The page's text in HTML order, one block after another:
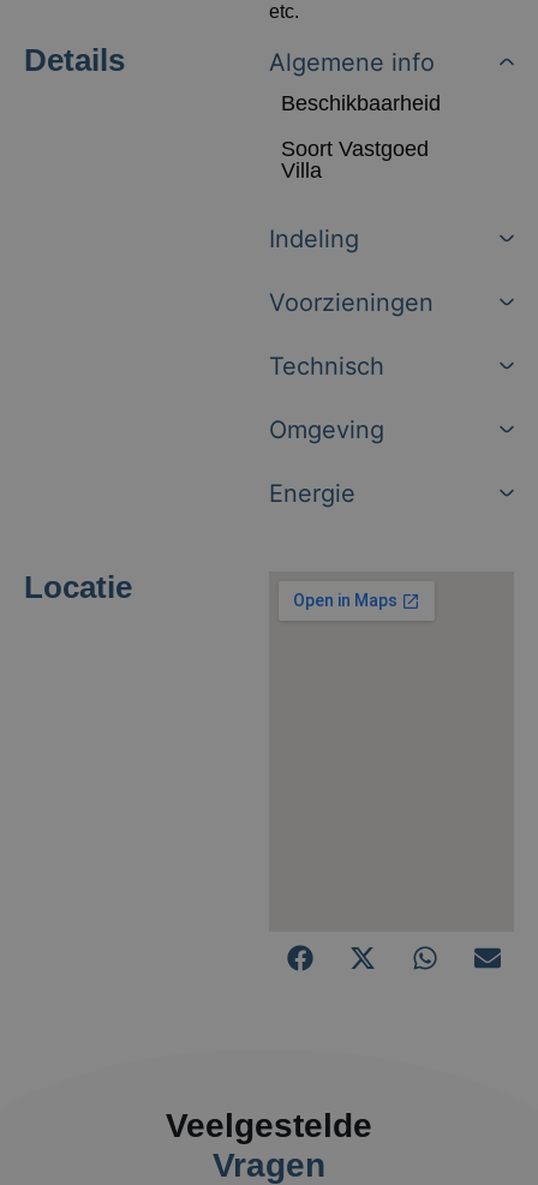
etc.
Details Algemene info
Beschikbaarheid
Soort Vastgoed
Villa
Indeling
Voorzieningen
Technisch
Omgeving
Energie
Locatie
Veelgestelde
Vragen